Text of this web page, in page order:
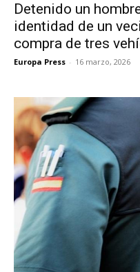
Detenido un
identidad de un
compra de tres
Europa Press - 16 marzo, 2026